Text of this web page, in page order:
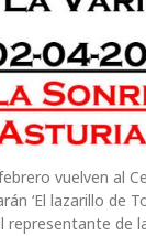
vuelven al
‘El lazarillo de
representante de